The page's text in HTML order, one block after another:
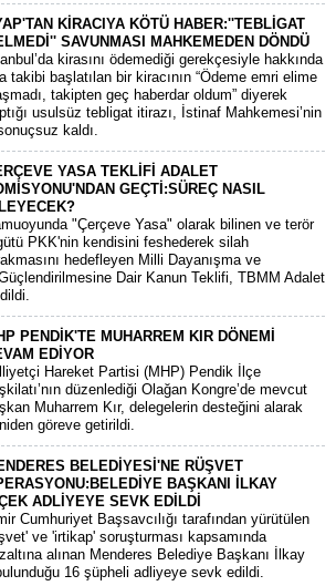
KİRACIYA KÖTÜ HABER:''TEBLİGAT
SAVUNMASI MAHKEMEDEN DÖNDÜ
kirasını ödemediği gerekçesiyle hakkında
takibi başlatılan bir kiracının “Ödeme emri elime
takipten geç haberdar oldum” diyerek
usulsüz tebligat itirazı, İstinaf Mahkemesi’nin
kaldı.
YASA TEKLİFİ ADALET
GEÇTİ:SÜREÇ NASIL
"Çerçeve Yasa" olarak bilinen ve terör
PKK'nin kendisini feshederek silah
hedefleyen Milli Dayanışma ve
Dair Kanun Teklifi, TBMM Adalet
PENDİK'TE MUHARREM KIR DÖNEMİ
EDİYOR
Hareket Partisi (MHP) Pendik İlçe
düzenlediği Olağan Kongre’de mevcut
Muharrem Kır, delegelerin desteğini alarak
göreve getirildi.
BELEDİYESİ'NE RÜŞVET
BAŞKANI İLKAY
ADLİYEYE SEVK EDİLDİ
Cumhuriyet Başsavcılığı tarafından yürütülen
ve 'irtikap' soruşturması kapsamında
alınan Menderes Belediye Başkanı İlkay
16 şüpheli adliyeye sevk edildi.